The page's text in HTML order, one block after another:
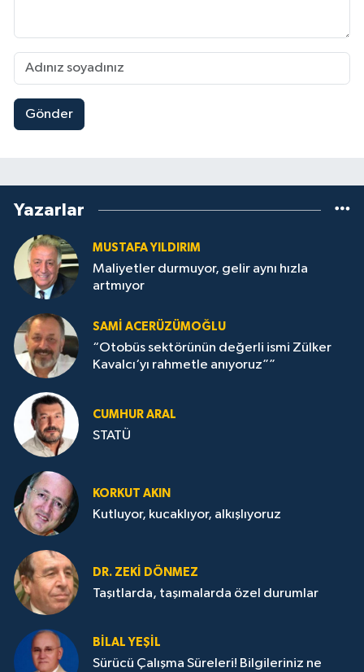
Gönder
Yazarlar
MUSTAFA YILDIRIM
Maliyetler durmuyor, gelir aynı hızla
artmıyor
SAMI ACERÜZÜMOĞLU
“Otobüs sektörünün değerli ismi Zülker
Kavalcı‘yı rahmetle anıyoruz””
CUMHUR ARAL
STATÜ
KORKUT AKIN
Kutluyor, kucaklıyor, alkışlıyoruz
DR. ZEKI DÖNMEZ
Taşıtlarda, taşımalarda özel durumlar
BILAL YEŞIL
Sürücü Çalışma Süreleri! Bilgileriniz ne